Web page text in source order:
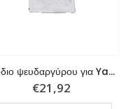
Aνόδιο ψευδαργύρου για Yamaha σειρά H.C. 48
€21,92